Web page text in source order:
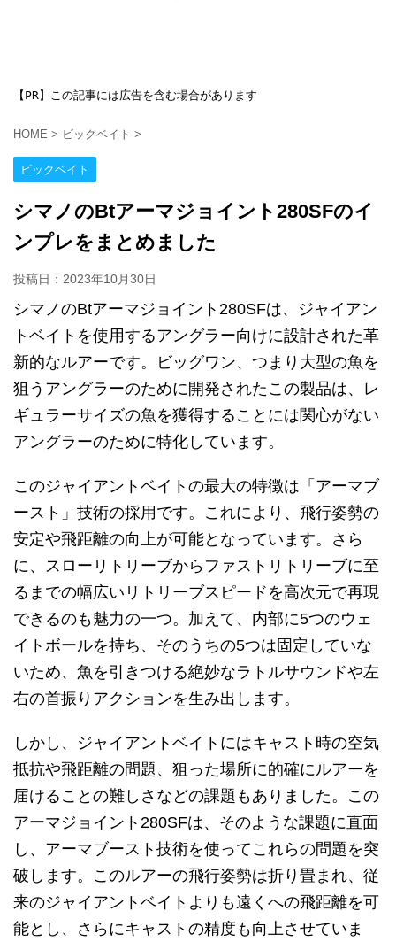
【PR】この記事には広告を含む場合があります
HOME > ビックベイト >
ビックベイト
シマノのBtアーマジョイント280SFのイ
ンプレをまとめました
投稿日： 2023年10月30日
シマノのBtアーマジョイント280SFは、ジャイアン
トベイトを使用するアングラー向けに設計された革
新的なルアーです。ビッグワン、つまり大型の魚を
狙うアングラーのために開発されたこの製品は、レ
ギュラーサイズの魚を獲得することには関心がない
アングラーのために特化しています。
このジャイアントベイトの最大の特徴は「アーマブ
ースト」技術の採用です。これにより、飛行姿勢の
安定や飛距離の向上が可能となっています。さら
に、スローリトリーブからファストリトリーブに至
るまでの幅広いリトリーブスピードを高次元で再現
できるのも魅力の一つ。加えて、内部に5つのウェ
イトボールを持ち、そのうちの5つは固定していな
いため、魚を引きつける絶妙なラトルサウンドや左
右の首振りアクションを生み出します。
しかし、ジャイアントベイトにはキャスト時の空気
抵抗や飛距離の問題、狙った場所に的確にルアーを
届けることの難しさなどの課題もありました。この
アーマジョイント280SFは、そのような課題に直面
し、アーマブースト技術を使ってこれらの問題を突
破します。このルアーの飛行姿勢は折り畳まれ、従
来のジャイアントベイトよりも遠くへの飛距離を可
能とし、さらにキャストの精度も向上させていま